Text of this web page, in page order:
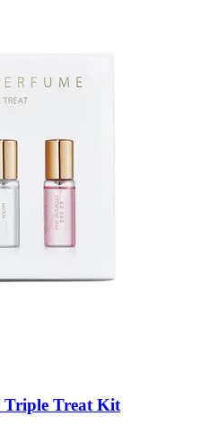
Triple Treat Kit